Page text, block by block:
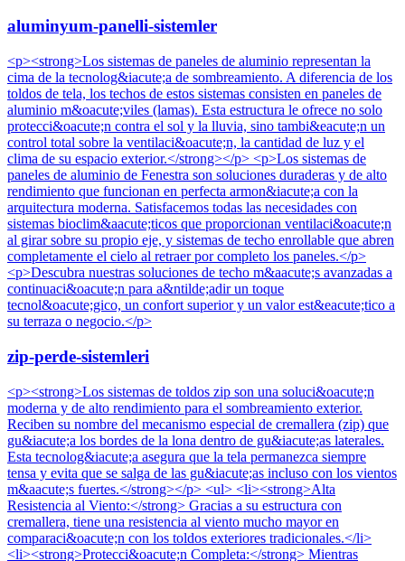
aluminyum-panelli-sistemler
<p><strong>Los sistemas de paneles de aluminio representan la
cima de la tecnolog&iacute;a de sombreamiento. A diferencia de los
toldos de tela, los techos de estos sistemas consisten en paneles de
aluminio m&oacute;viles (lamas). Esta estructura le ofrece no solo
protecci&oacute;n contra el sol y la lluvia, sino tambi&eacute;n un
control total sobre la ventilaci&oacute;n, la cantidad de luz y el
clima de su espacio exterior.</strong></p> <p>Los sistemas de
paneles de aluminio de Fenestra son soluciones duraderas y de alto
rendimiento que funcionan en perfecta armon&iacute;a con la
arquitectura moderna. Satisfacemos todas las necesidades con
sistemas bioclim&aacute;ticos que proporcionan ventilaci&oacute;n
al girar sobre su propio eje, y sistemas de techo enrollable que abren
completamente el cielo al retraer por completo los paneles.</p>
<p>Descubra nuestras soluciones de techo m&aacute;s avanzadas a
continuaci&oacute;n para a&ntilde;adir un toque
tecnol&oacute;gico, un confort superior y un valor est&eacute;tico a
su terraza o negocio.</p>
zip-perde-sistemleri
<p><strong>Los sistemas de toldos zip son una soluci&oacute;n
moderna y de alto rendimiento para el sombreamiento exterior.
Reciben su nombre del mecanismo especial de cremallera (zip) que
gu&iacute;a los bordes de la lona dentro de gu&iacute;as laterales.
Esta tecnolog&iacute;a asegura que la tela permanezca siempre
tensa y evita que se salga de las gu&iacute;as incluso con los vientos
m&aacute;s fuertes.</strong></p> <ul> <li><strong>Alta
Resistencia al Viento:</strong> Gracias a su estructura con
cremallera, tiene una resistencia al viento mucho mayor en
comparaci&oacute;n con los toldos exteriores tradicionales.</li>
<li><strong>Protecci&oacute;n Completa:</strong> Mientras